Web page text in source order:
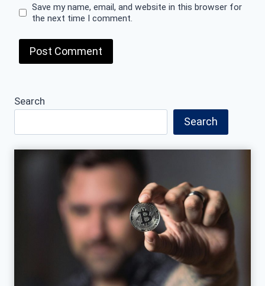
Save my name, email, and website in this browser for
the next time I comment.
Search
Search